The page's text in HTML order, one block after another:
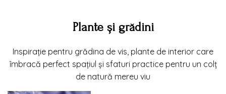
Plante și grădini
Inspirație pentru grădina de vis, plante de interior care
îmbracă perfect spațiul și sfaturi practice pentru un colț
de natură mereu viu